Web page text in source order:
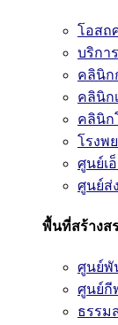
โอสถ
บริกา
คลินิก
คลินิก
คลินิก
โรงพ
ศูนย์เ
ศูนย์ส่
พื้นที่สร้างส
ศูนย์พั
ศูนย์กี
ธรรม